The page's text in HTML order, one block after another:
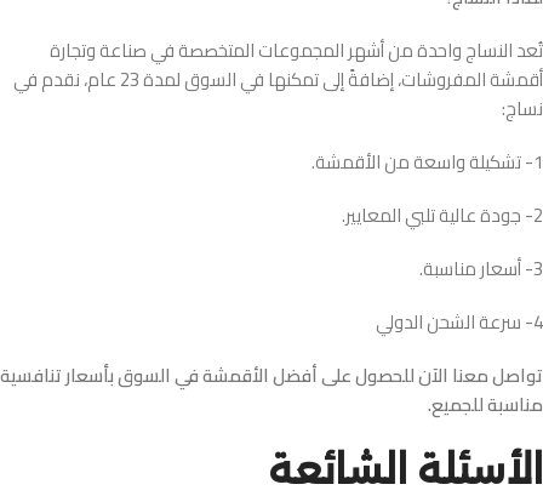
تُعد النساج واحدة من أشهر المجموعات المتخصصة في صناعة وتجارة
أقمشة المفروشات، إضافةً إلى تمكنها في السوق لمدة 23 عام، نقدم في
نساج:
1- تشكيلة واسعة من الأقمشة.
2- جودة عالية تلبي المعايير.
3- أسعار مناسبة.
4- سرعة الشحن الدولي
تواصل معنا الآن للحصول على أفضل الأقمشة في السوق بأسعار تنافسية
مناسبة للجميع.
الأسئلة الشائعة